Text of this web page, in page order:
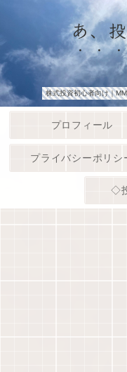
あ、
株式投資初心者向け｜
プロフィール
プライバシーポリシ
◇